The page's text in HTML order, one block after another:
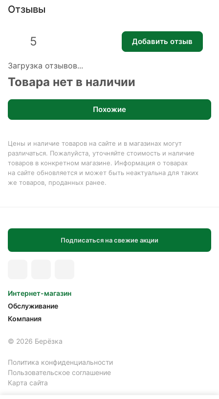
Отзывы
Загрузка отзывов...
5 Добавить отзыв
Товара нет в наличии
Похожие
Цены и наличие товаров на сайте и в магазинах могут
различаться. Пожалуйста, уточняйте стоимость и наличие
товаров в конкретном магазине. Информация о товарах
на сайте обновляется и может быть неактуальна для таких
же товаров, проданных ранее.
Подписаться на свежие акции
Интернет-магазин
Обслуживание
Компания
© 2026 Берёзка
Политика конфиденциальности
Пользовательское соглашение
Карта сайта